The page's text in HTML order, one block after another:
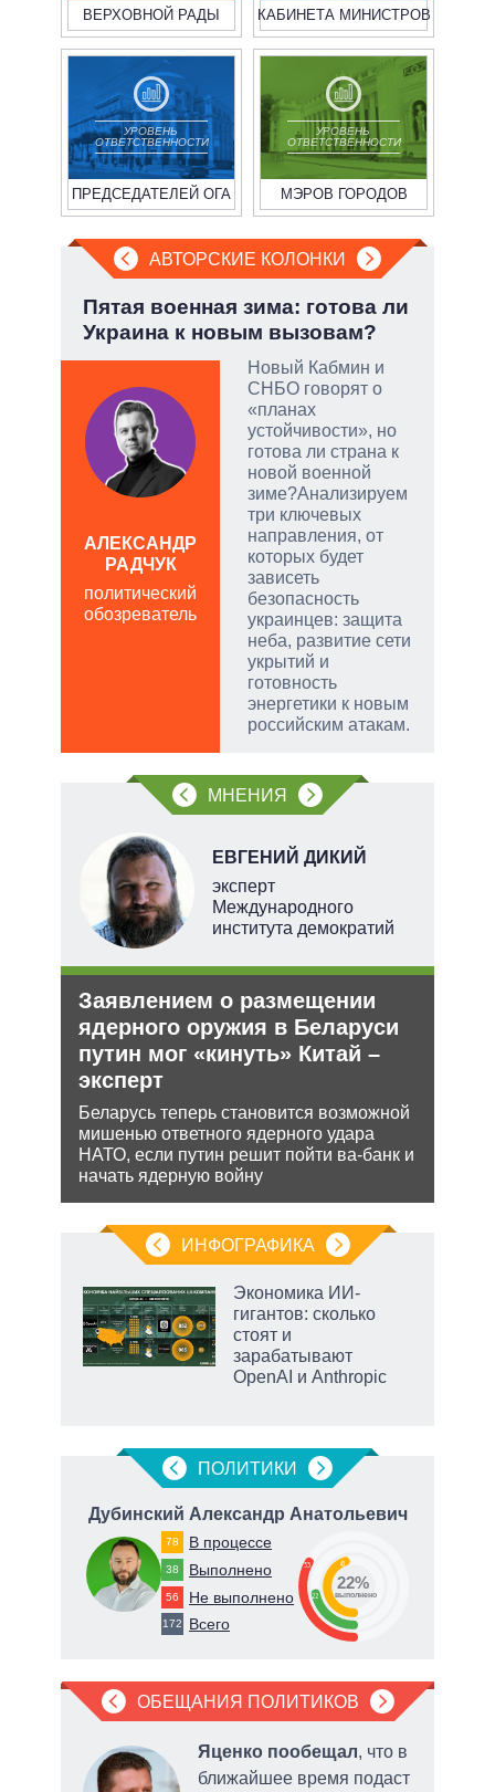
ВЕРХОВНОЙ РАДЫ КАБИНЕТА МИНИСТРОВ
УРОВЕНЬ
ОТВЕТСТВЕННОСТИ
ПРЕДСЕДАТЕЛЕЙ ОГА
УРОВЕНЬ
ОТВЕТСТВЕННОСТИ
МЭРОВ ГОРОДОВ
АВТОРСКИЕ КОЛОНКИ
Пятая военная зима: готова ли
Украина к новым вызовам?
Новый Кабмин и
СНБО говорят о
«планах
устойчивости», но
готова ли страна к
новой военной
зиме?Анализируем
три ключевых
направления, от
которых будет
зависеть
безопасность
украинцев: защита
неба, развитие сети
укрытий и
готовность
энергетики к новым
российским атакам.
АЛЕКСАНДР
РАДЧУК
политический
обозреватель
МНЕНИЯ
ЕВГЕНИЙ ДИКИЙ
эксперт
Международного
института демократий
Заявлением о размещении
ядерного оружия в Беларуси
путин мог «кинуть» Китай –
эксперт
Беларусь теперь становится возможной
мишенью ответного ядерного удара
НАТО, если путин решит пойти ва-банк и
начать ядерную войну
ИНФОГРАФИКА
Экономика ИИ-
гигантов: сколько
стоят и
зарабатывают
OpenAI и Anthropic
ПОЛИТИКИ
Дубинский Александр Анатольевич
78 В процессе
38 Выполнено
56 Не выполнено
172 Всего
33
22
45
22%
выполнено
ОБЕЩАНИЯ ПОЛИТИКОВ
Яценко пообещал, что в
ближайшее время подаст